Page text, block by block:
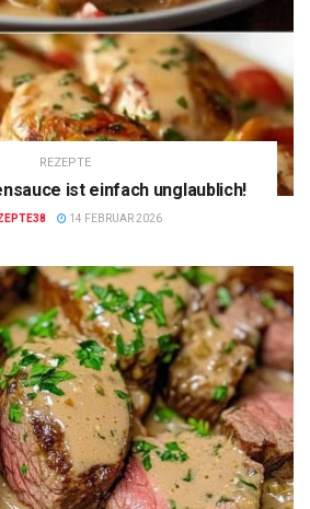
REZEPTE
ist einfach unglaublich!
14 FEBRUAR 2026